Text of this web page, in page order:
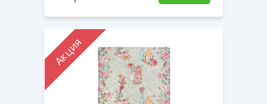
Акция